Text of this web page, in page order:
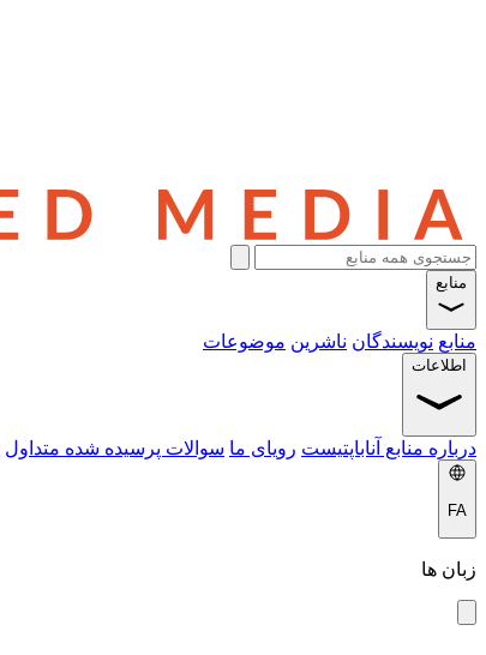
منابع
منابع نویسندگان ناشرین موضوعات
اطلاعات
درباره منابع آناباپتیست رویای ما سوالات پرسیده شده متداول
FA
زبان ها